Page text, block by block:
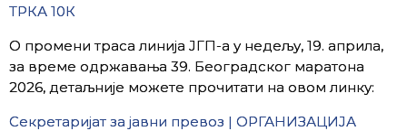
ТРКА 10К
О промени траса линија ЈГП-а у недељу, 19. априла,
за време одржавања 39. Београдског маратона
2026, детаљније можете прочитати на овом линку:
Секретаријат за јавни превоз | ОРГАНИЗАЦИЈА